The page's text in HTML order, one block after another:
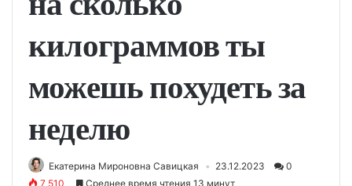
килограммов ты
можешь похудеть за
неделю
Екатерина Мироновна Савицкая 23.12.2023
0
7 510
Среднее время чтения 13 минут